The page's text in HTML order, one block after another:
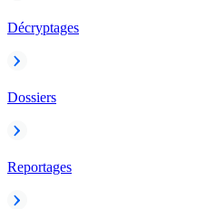
Décryptages
Dossiers
Reportages